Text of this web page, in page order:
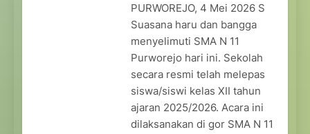
PURWOREJO, 4 Mei 2026 S
Suasana haru dan bangga
menyelimuti SMA N 11
Purworejo hari ini. Sekolah
secara resmi telah melepas
siswa/siswi kelas XII tahun
ajaran 2025/2026. Acara ini
dilaksanakan di gor SMA N 11